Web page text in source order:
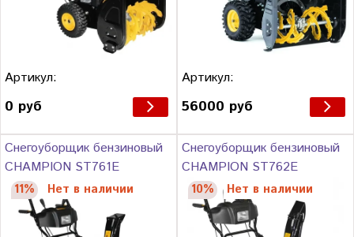
Артикул:
0 руб
Артикул:
56000 руб
Снегоуборщик бензиновый
CHAMPION ST761E
11% Нет в наличии
Снегоуборщик бензиновый
CHAMPION ST762E
10% Нет в наличии